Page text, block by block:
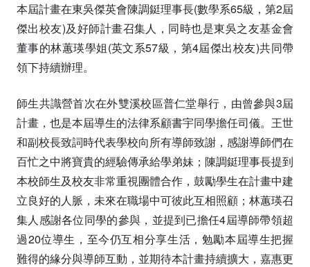
本屆計畫在東吳傑英會陳調鋌理事長(數學系65級，第2屆
傑出校友)及好師計畫召集人，同時也是東吳之友基金會
董事的林蕙瑛學姐(英文系57級，第4屆傑出校友)共同帶
領下持續辦理。
師生共識營首次在外雙溪校區普仁堂舉行，由曾參與3屆
計畫，也是本屆導生的法律系顧書宇同學擔任司儀。王世
和副校長致詞時代表學校向所有導師致謝，感謝導師們在
百忙之中將寶貴的經驗傳承給學弟妹；陳調鋌理事長提到
本校師生及校友非常重視團體合作，鼓勵學生在計畫中建
立良好的人脈，未來在職場中可彼此互相照顧；林蕙瑛召
集人感謝各位同學的參與，並提到已擔任4屆導師帶領超
過20位導生，至今仍互相分享生活，勉勵本屆導生把握
難得的緣分與導師互動，並期待本計畫持續擴大，嘉惠更